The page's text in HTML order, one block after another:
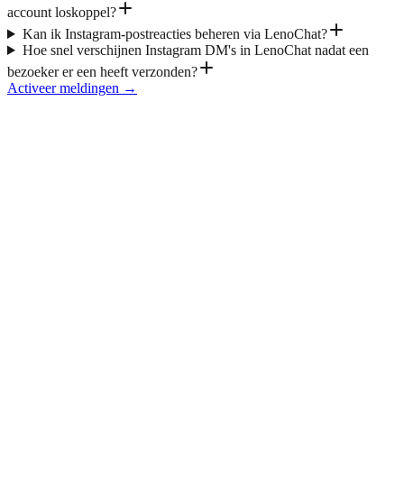
account loskoppel?
Kan ik Instagram-postreacties beheren via LenoChat?
Hoe snel verschijnen Instagram DM's in LenoChat nadat een
bezoeker er een heeft verzonden?
Activeer meldingen →